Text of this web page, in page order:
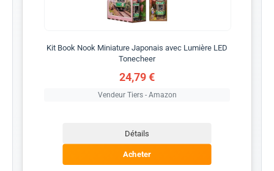
Kit Book Nook Miniature Japonais avec Lumière LED
Tonecheer
24,79 €
Vendeur Tiers - Amazon
Détails
Acheter